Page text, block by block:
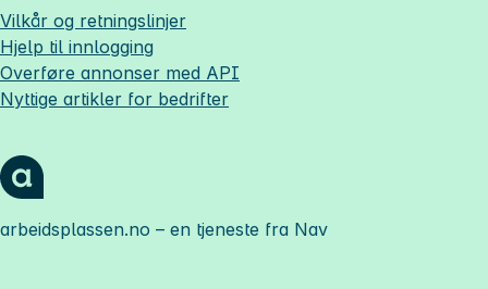
Vilkår og retningslinjer
Hjelp til innlogging
Overføre annonser med API
Nyttige artikler for bedrifter
arbeidsplassen.no – en tjeneste fra Nav